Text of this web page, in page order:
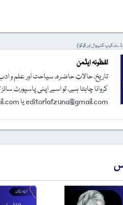
ڈے،کیپ کنیروال اور کوکوا)
لفظونہ ایڈمن
تاریخ، حالاتِ حاضرہ، سیاحت اور علم و
کروانا چاہتا ہے، تو اسے اپنی پاسپورٹ
editorlafzuna@gmail.com یا amjadalisahaab@gmail.com پر اِی میل کر دیجیے۔ تحریر شائع کرنے کا فیصلہ ایڈیٹوریل بورڈ کرے گا۔